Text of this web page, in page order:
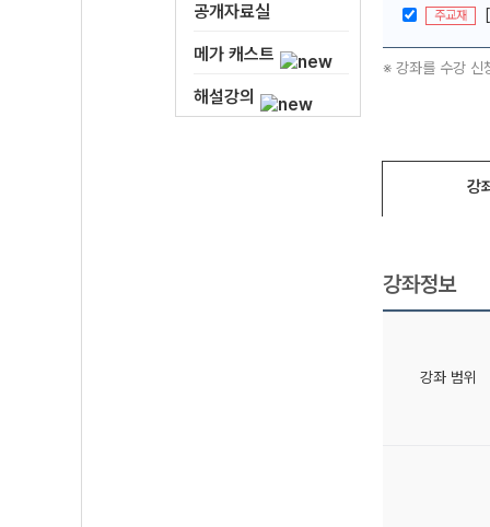
공개자료실
메가 캐스트
해설강의
주교재
※ 강좌를 수강 신
강
강좌정보
강좌 범위